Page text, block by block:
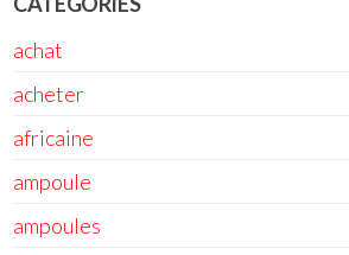
achat
acheter
africaine
ampoule
ampoules